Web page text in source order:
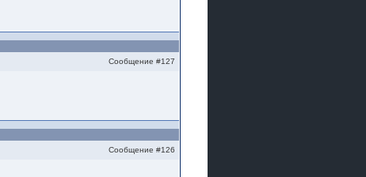
Сообщение #127
Сообщение #126